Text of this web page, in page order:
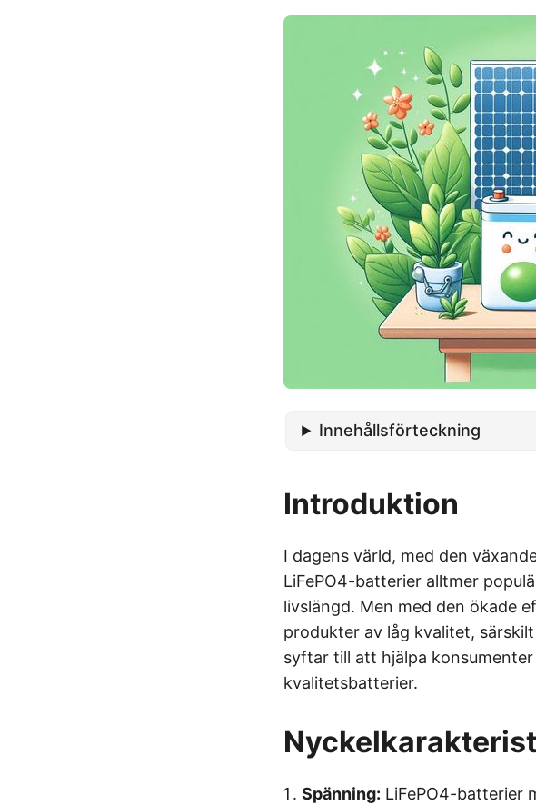
Innehållsförteckning
Introduktion
I dagens värld, med den
LiFePO4-batterier alltmer
livslängd. Men med den ökade
produkter av låg kvalitet,
syftar till att hjälpa
kvalitetsbatterier.
Spänning: LiFePO4-batterier